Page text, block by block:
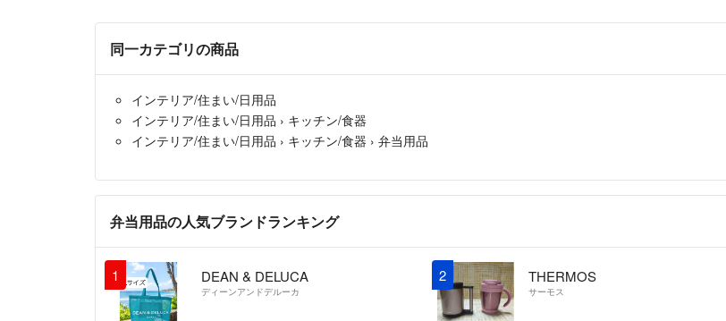
同一カテゴリの商品
インテリア/住まい/日用品
インテリア/住まい/日用品 › キッチン/食器
インテリア/住まい/日用品 › キッチン/食器 › 弁当用品
弁当用品の人気ブランドランキング
1 DEAN & DELUCA
ディーンアンドデルーカ
2 THERMOS
サーモス